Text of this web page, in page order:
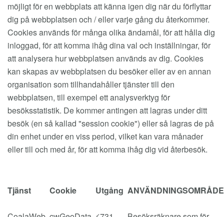
möjligt för en webbplats att känna igen dig när du förflyttar
dig på webbplatsen och / eller varje gång du återkommer.
Cookies används för många olika ändamål, för att hålla dig
inloggad, för att komma ihåg dina val och inställningar, för
att analysera hur webbplatsen används av dig. Cookies
kan skapas av webbplatsen du besöker eller av en annan
organisation som tillhandahåller tjänster till den
webbplatsen, till exempel ett analysverktyg för
besöksstatistik. De kommer antingen att lagras under ditt
besök (en så kallad "session cookie") eller så lagras de på
din enhet under en viss period, vilket kan vara månader
eller till och med år, för att komma ihåg dig vid återbesök.
Tjänst Cookie Utgång ANVÄNDNINGSOMRÅDE